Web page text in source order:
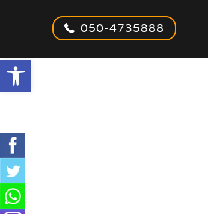
050-4735888